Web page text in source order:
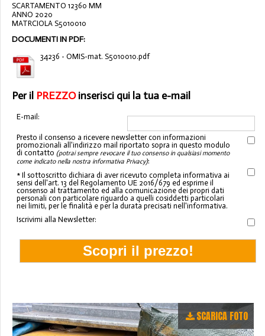
SCARTAMENTO 12360 MM
ANNO 2020
MATRCIOLA S5010010
DOCUMENTI IN PDF:
34236 - OMIS-mat. S5010010.pdf
Per il PREZZOinserisci qui la tua e-mail
E-mail:
Presto il consenso a ricevere newsletter con informazioni
promozionali all'indirizzo mail riportato sopra in questo modulo
di contatto (potrai sempre revocare il tuo consenso in qualsiasi momento
come indicato nella nostra informativa Privacy):
* Il sottoscritto dichiara di aver ricevuto completa informativa ai
sensi dell'art. 13 del Regolamento UE 2016/679 ed esprime il
consenso al trattamento ed alla comunicazione dei propri dati
personali con particolare riguardo a quelli cosiddetti particolari
nei limiti, per le finalità e per la durata precisati nell'informativa.
Iscrivimi alla Newsletter:
SCARICA FOTO